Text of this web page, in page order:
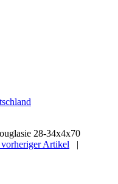
28-34x4x70
vorheriger Artikel |